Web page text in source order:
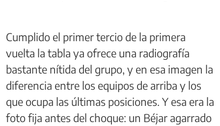
Cumplido el primer tercio de la primera
vuelta la tabla ya ofrece una radiografía
bastante nítida del grupo, y en esa imagen la
diferencia entre los equipos de arriba y los
que ocupa las últimas posiciones. Y esa era la
foto fija antes del choque: un Béjar agarrado